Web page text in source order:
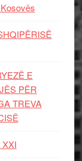
E
PËR
TREVA